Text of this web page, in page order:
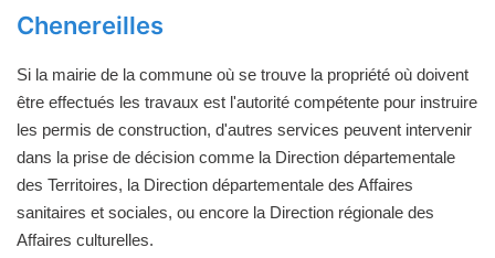
Chenereilles
Si la mairie de la commune où se trouve la propriété où doivent
être effectués les travaux est l'autorité compétente pour instruire
les permis de construction, d'autres services peuvent intervenir
dans la prise de décision comme la Direction départementale
des Territoires, la Direction départementale des Affaires
sanitaires et sociales, ou encore la Direction régionale des
Affaires culturelles.